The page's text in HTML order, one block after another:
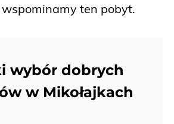
wspominamy ten pobyt.
wybór dobrych
w Mikołajkach